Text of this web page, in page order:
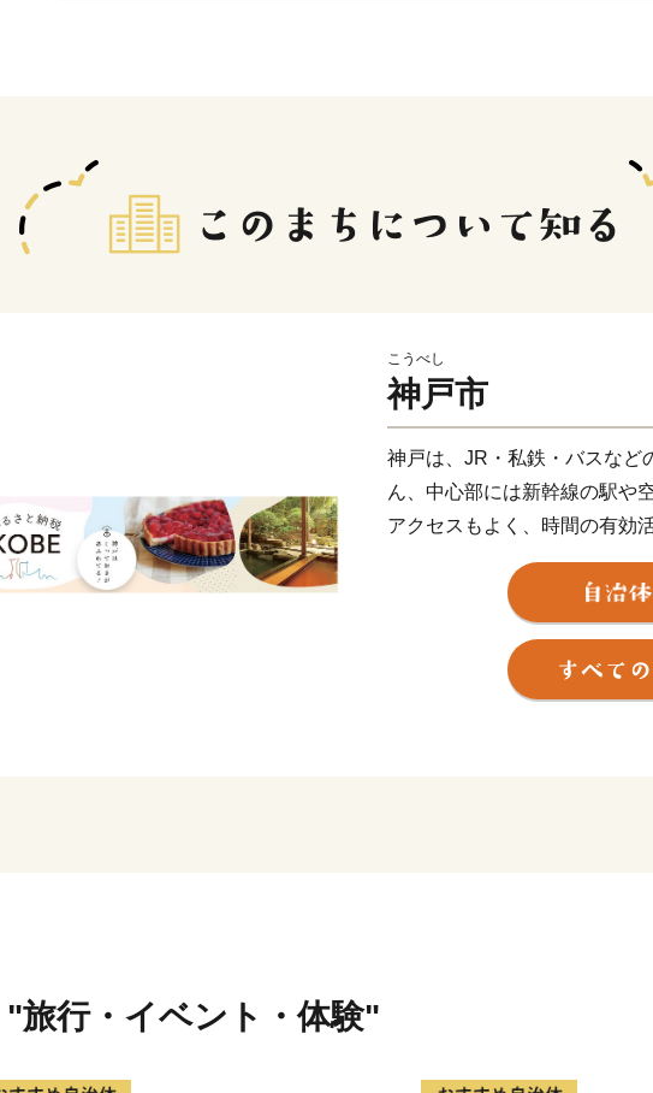
こうべし
神戸市
神戸は、JR・私鉄・バスなど
ん、中心部には新幹線の駅や
アクセスもよく、時間の有効
しかし、これだけではありま
自然が近いということ。海と
そして、中心部からほど近い
さらに、住んでいる人や訪れ
旅行・イベント・体験"